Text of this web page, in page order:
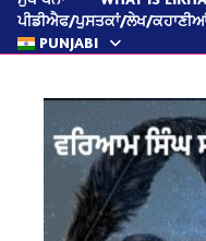
ਪੀਡੀਐਫ/ਪੁਸਤਕਾਂ/ਲੇਖ/
PUNJABI